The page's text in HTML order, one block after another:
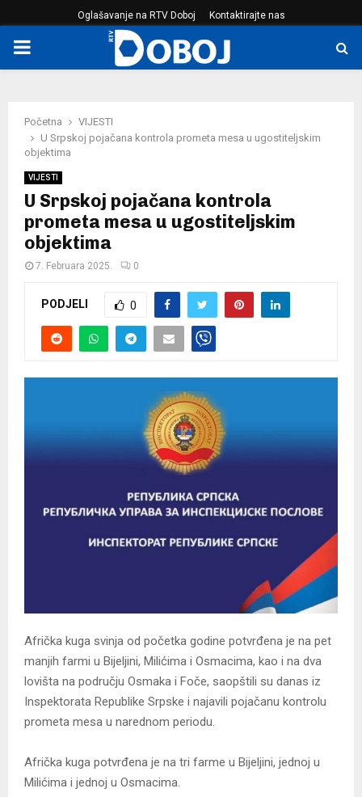
Oglašavanje na RTV Doboj Kontaktirajte nas
PRIMARY
Početna
VIJESTI
U Srpskoj pojačana kontrola prometa mesa u ugostiteljskim
objektima
VIJESTI
U Srpskoj pojačana kontrola
prometa mesa u ugostiteljskim
objektima
7. Februara 2025. 0
PODJELI 0
Afrička kuga svinja od početka godine potvrđena je na pet
manjih farmi u Bijeljini, Milićima i Osmacima, kao i na dva
lovišta na području Osmaka i Foče, saopštili su danas iz
Inspektorata Republike Srpske i najavili pojačanu kontrolu
prometa mesa u narednom periodu.
Afrička kuga potvrđena je na tri farme u Bijeljini, jednoj u
Milićima i jednoj u Osmacima.